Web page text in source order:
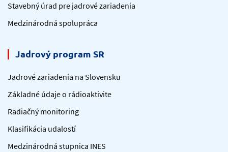
Stavebný úrad pre jadrové zariadenia
Medzinárodná spolupráca
Jadrový program SR
Jadrové zariadenia na Slovensku
Základné údaje o rádioaktivite
Radiačný monitoring
Klasifikácia udalostí
Medzinárodná stupnica INES